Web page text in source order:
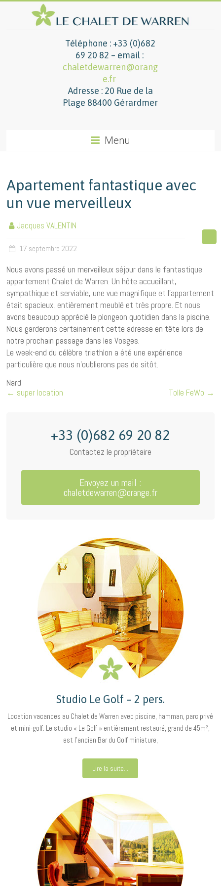
Téléphone : +33 (0)682
69 20 82 – email :
chaletdewarren@orang
e.fr
Adresse : 20 Rue de la
Plage 88400 Gérardmer
Menu
Apartement fantastique avec
un vue merveilleux
Jacques VALENTIN
17 septembre 2022
Nous avons passé un merveilleux séjour dans le fantastique
appartement Chalet de Warren. Un hôte accueillant,
sympathique et serviable, une vue magnifique et l’appartement
était spacieux, entièrement meublé et très propre. Et nous
avons beaucoup apprécié le plongeon quotidien dans la piscine.
Nous garderons certainement cette adresse en tête lors de
notre prochain passage dans les Vosges.
Le week-end du célèbre triathlon a été une expérience
particulière que nous n’oublierons pas de sitôt.
Nard
← super location Tolle FeWo →
+33 (0)682 69 20 82
Contactez le propriétaire
Envoyez un mail :
chaletdewarren@orange.fr
Studio Le Golf – 2 pers.
Location vacances au Chalet de Warren avec piscine, hamman, parc privé
et mini-golf. Le studio « Le Golf » entièrement restauré, grand de 45m²,
est l’ancien Bar du Golf miniature,
Lire la suite...